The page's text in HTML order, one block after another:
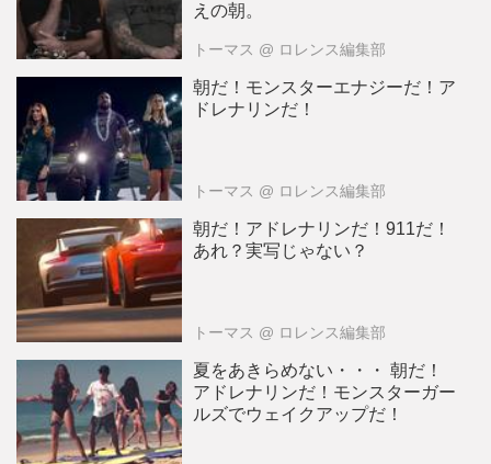
えの朝。
トーマス @ ロレンス編集部
朝だ！モンスターエナジーだ！ア
ドレナリンだ！
トーマス @ ロレンス編集部
朝だ！アドレナリンだ！911だ！
あれ？実写じゃない？
トーマス @ ロレンス編集部
夏をあきらめない・・・ 朝だ！
アドレナリンだ！モンスターガー
ルズでウェイクアップだ！